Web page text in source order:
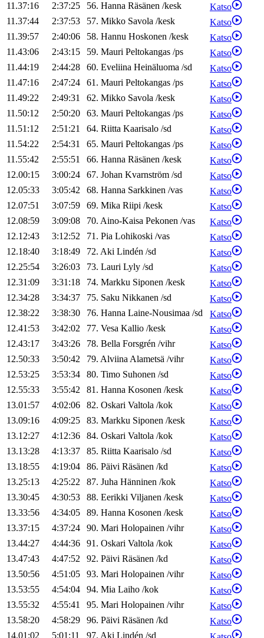
11.37:16
2:37:25 56. Hanna Räsänen /kesk
Katso
11.37:44
2:37:53 57. Mikko Savola /kesk
Katso
11.39:57
2:40:06 58. Hannu Hoskonen /kesk
Katso
11.43:06
2:43:15 59. Mauri Peltokangas /ps
Katso
11.44:19
2:44:28 60. Eveliina Heinäluoma /sd
Katso
11.47:16
2:47:24 61. Mauri Peltokangas /ps
Katso
11.49:22
2:49:31 62. Mikko Savola /kesk
Katso
11.50:12
2:50:20 63. Mauri Peltokangas /ps
Katso
11.51:12
2:51:21 64. Riitta Kaarisalo /sd
Katso
11.54:22
2:54:31 65. Mauri Peltokangas /ps
Katso
11.55:42
2:55:51 66. Hanna Räsänen /kesk
Katso
12.00:15
3:00:24 67. Johan Kvarnström /sd
Katso
12.05:33
3:05:42 68. Hanna Sarkkinen /vas
Katso
12.07:51
3:07:59 69. Mika Riipi /kesk
Katso
12.08:59
3:09:08 70. Aino-Kaisa Pekonen /vas
Katso
12.12:43
3:12:52 71. Pia Lohikoski /vas
Katso
12.18:40
3:18:49 72. Aki Lindén /sd
Katso
12.25:54
3:26:03 73. Lauri Lyly /sd
Katso
12.31:09
3:31:18 74. Markku Siponen /kesk
Katso
12.34:28
3:34:37 75. Saku Nikkanen /sd
Katso
12.38:22
3:38:30 76. Hanna Laine-Nousimaa /sd
Katso
12.41:53
3:42:02 77. Vesa Kallio /kesk
Katso
12.43:17
3:43:26 78. Bella Forsgrén /vihr
Katso
12.50:33
3:50:42 79. AlviinaAlametsä /vihr
Katso
12.53:25
3:53:34 80. Timo Suhonen /sd
Katso
12.55:33
3:55:42 81. Hanna Kosonen /kesk
Katso
13.01:57
4:02:06 82. Oskari Valtola /kok
Katso
13.09:16
4:09:25 83. Markku Siponen /kesk
Katso
13.12:27
4:12:36 84. Oskari Valtola /kok
Katso
13.13:28
4:13:37 85. Riitta Kaarisalo /sd
Katso
13.18:55
4:19:04 86. Päivi Räsänen /kd
Katso
13.25:13
4:25:22 87. Juha Hänninen /kok
Katso
13.30:45
4:30:53 88. Eerikki Viljanen /kesk
Katso
13.33:56
4:34:05 89. Hanna Kosonen /kesk
Katso
13.37:15
4:37:24 90. Mari Holopainen /vihr
Katso
13.44:27
4:44:36 91. Oskari Valtola /kok
Katso
13.47:43
4:47:52 92. Päivi Räsänen /kd
Katso
13.50:56
4:51:05 93. Mari Holopainen /vihr
Katso
13.53:55
4:54:04 94. Mia Laiho /kok
Katso
13.55:32
4:55:41 95. Mari Holopainen /vihr
Katso
13.58:20
4:58:29 96. Päivi Räsänen /kd
Katso
14.01:02
5:01:11 97. Aki Lindén /sd